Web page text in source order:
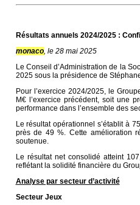
Résultats annuels 2024/2025 :
monaco, le 28 mai 2025
Le Conseil d’Administration de la
2025 sous la présidence de
Pour l’exercice 2024/2025, le
M€ l’exercice précédent, soit une
performance dans l’ensemble des
Lerésultat opérationnel s’établit à
près de 49 %. Cette amélioration
soutenue.
Le résultat net consolidé atteint
reflétant la solidité financière du
Analyse par secteur d’activité
Secteur Jeux